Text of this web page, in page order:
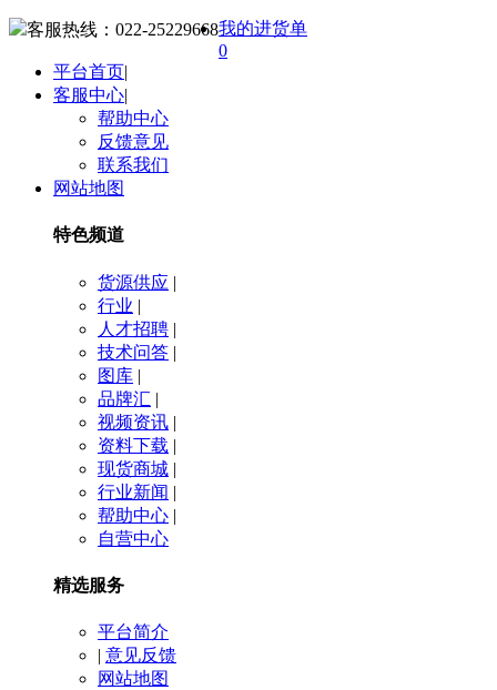
客服热线： 022-25229668我的进货单
0
平台首页|
客服中心|
帮助中心
反馈意见
联系我们
网站地图
特色频道
货源供应 |
行业 |
人才招聘 |
技术问答 |
图库 |
品牌汇 |
视频资讯 |
资料下载 |
现货商城 |
行业新闻 |
帮助中心 |
自营中心
精选服务
平台简介
| 意见反馈
网站地图